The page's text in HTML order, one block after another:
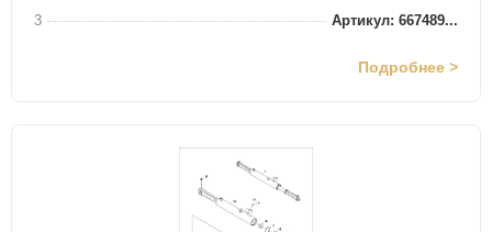
3
Артикул: 667489...
Подробнее >